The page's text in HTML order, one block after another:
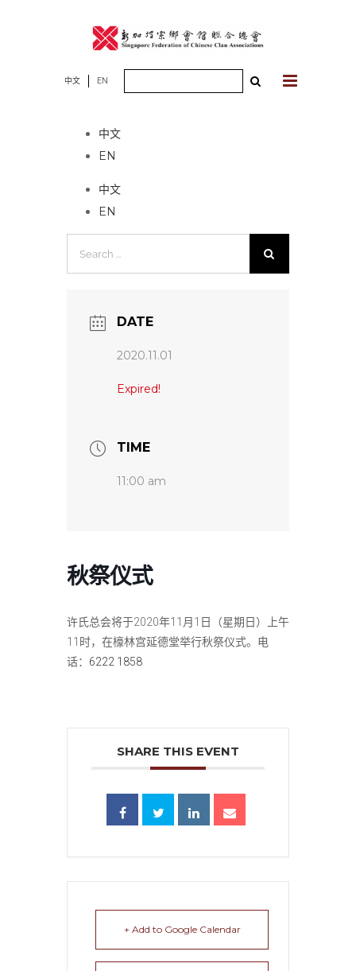
中文 EN
中文
EN
中文
EN
DATE
2020.11.01
Expired!
TIME
11:00 am
秋祭仪式
许氏总会将于2020年11月1日（星期日）上午
11时，在檺林宫延德堂举行秋祭仪式。电
话： 6222 1858
SHARE THIS EVENT
+ Add to Google Calendar